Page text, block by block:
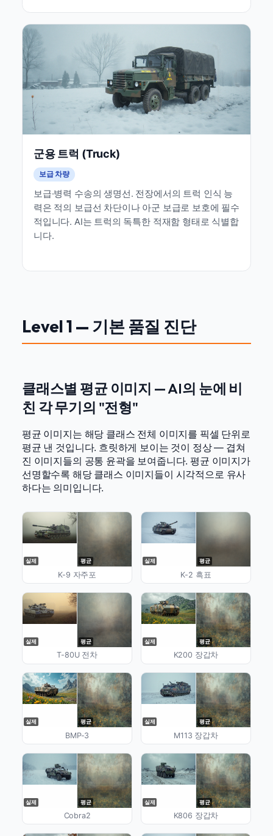
군용 트럭 (Truck)
보급 차량
보급·병력 수송의 생명선. 전장에서의 트럭 인식 능
력은 적의 보급선 차단이나 아군 보급로 보호에 필수
적입니다. AI는 트럭의 독특한 적재함 형태로 식별합
니다.
Level 1 — 기본 품질 진단
클래스별 평균 이미지 — AI의 눈에 비
친 각 무기의 "전형"
평균 이미지는 해당 클래스 전체 이미지를 픽셀 단위로
평균 낸 것입니다. 흐릿하게 보이는 것이 정상 — 겹쳐
진 이미지들의 공통 윤곽을 보여줍니다. 평균 이미지가
선명할수록 해당 클래스 이미지들이 시각적으로 유사
하다는 의미입니다.
실제 평균
K-9 자주포
실제 평균
K-2 흑표
실제 평균
T-80U 전차
실제 평균
K200 장갑차
실제 평균
BMP-3
실제 평균
M113 장갑차
실제 평균
Cobra2
실제 평균
K806 장갑차